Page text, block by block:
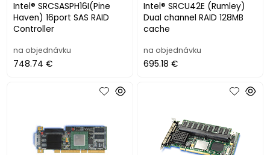
Intel® SRCSASPH16I(Pine
Haven) 16port SAS RAID
Controller
na objednávku
748.74 €
Intel® SRCU42E (Rumley)
Dual channel RAID 128MB
cache
na objednávku
695.18 €